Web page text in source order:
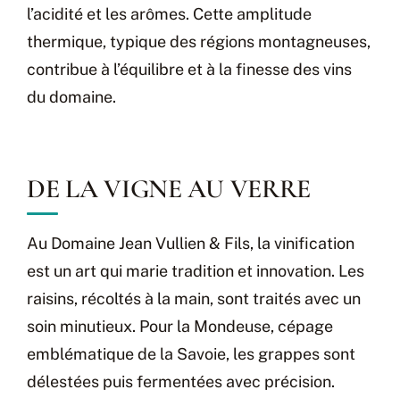
l’acidité et les arômes. Cette amplitude
thermique, typique des régions montagneuses,
contribue à l’équilibre et à la finesse des vins
du domaine.
DE LA VIGNE AU VERRE
Au Domaine Jean Vullien & Fils, la vinification
est un art qui marie tradition et innovation. Les
raisins, récoltés à la main, sont traités avec un
soin minutieux. Pour la Mondeuse, cépage
emblématique de la Savoie, les grappes sont
délestées puis fermentées avec précision.